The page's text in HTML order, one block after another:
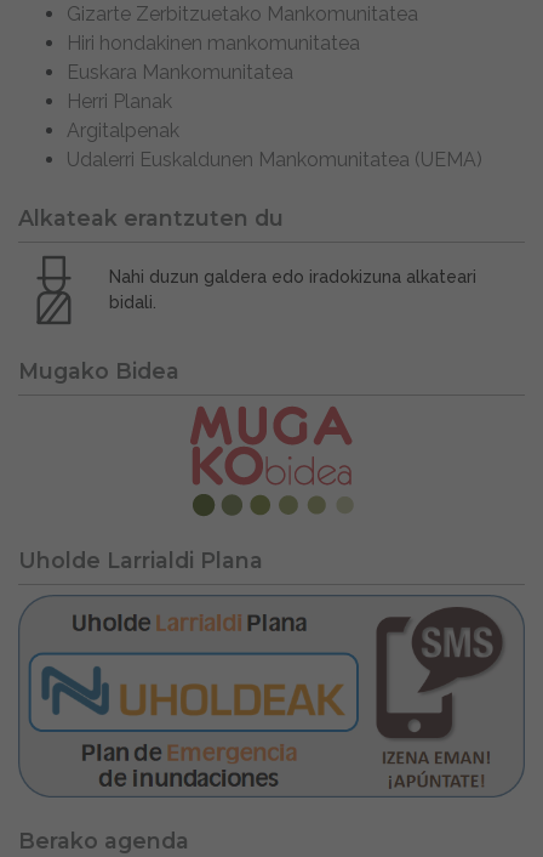
Gizarte Zerbitzuetako Mankomunitatea
Hiri hondakinen mankomunitatea
Euskara Mankomunitatea
Herri Planak
Argitalpenak
Udalerri Euskaldunen Mankomunitatea (UEMA)
Alkateak erantzuten du
Nahi duzun galdera edo iradokizuna alkateari
bidali.
Mugako Bidea
Uholde Larrialdi Plana
Berako agenda